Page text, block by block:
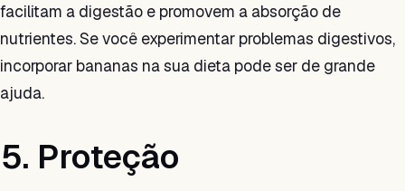
facilitam a digestão e promovem a absorção de
nutrientes. Se você experimentar problemas digestivos,
incorporar bananas na sua dieta pode ser de grande
ajuda.
5. Proteção